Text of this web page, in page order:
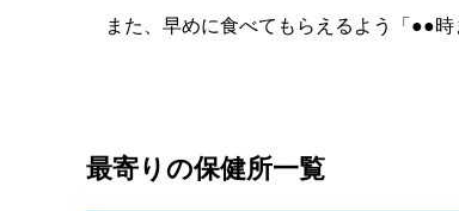
また、早めに食べてもらえるよう「●●時
最寄りの保健所一覧